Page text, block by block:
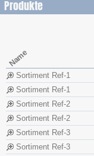
Produkte
Name
Sortiment Ref-1
Sortiment Ref-1
Sortiment Ref-2
Sortiment Ref-2
Sortiment Ref-3
Sortiment Ref-3